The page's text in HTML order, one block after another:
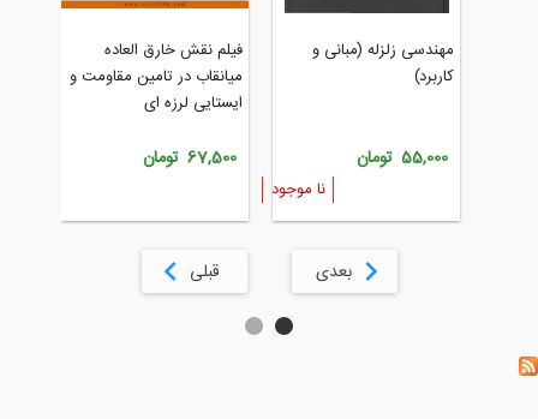
مهندسی زلزله (مبانی و
نا موجود
فیلم نقش خارق العاده
میانقاب در تامین مقاومت و
ایستایی لرزه ای
67,500 تومان
لرزه ای و
بعدی